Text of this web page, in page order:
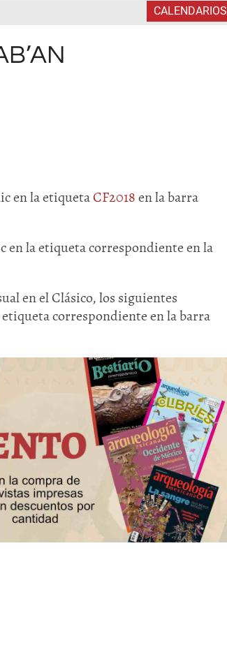
CALENDARIOS
en la etiquetaCF2018en la barra
en la etiqueta correspondiente en la
en el Clásico, los siguientes
etiqueta correspondiente en la barra